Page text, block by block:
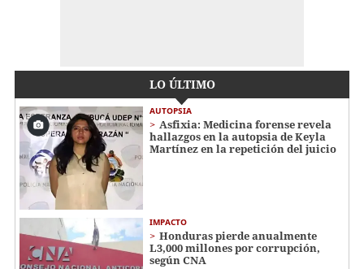
LO ÚLTIMO
AUTOPSIA
Asfixia: Medicina forense revela
hallazgos en la autopsia de Keyla
Martínez en la repetición del juicio
IMPACTO
Honduras pierde anualmente
L3,000 millones por corrupción,
según CNA